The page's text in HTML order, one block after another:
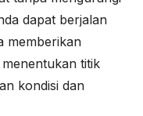
dapat berjalan
memberikan
titik
kondisi dan